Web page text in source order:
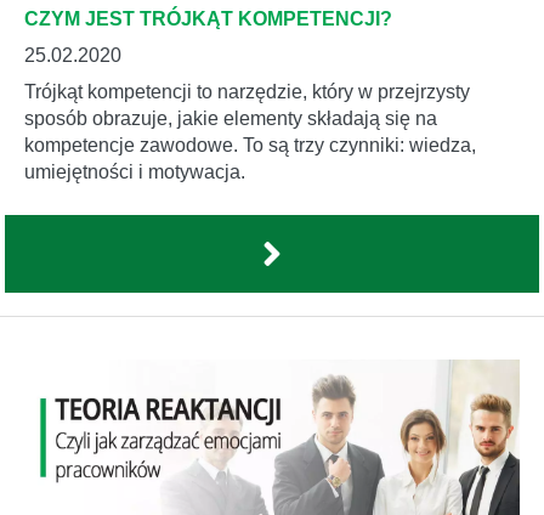
CZYM JEST TRÓJKĄT KOMPETENCJI?
25.02.2020
Trójkąt kompetencji to narzędzie, który w przejrzysty
sposób obrazuje, jakie elementy składają się na
kompetencje zawodowe. To są trzy czynniki: wiedza,
umiejętności i motywacja.